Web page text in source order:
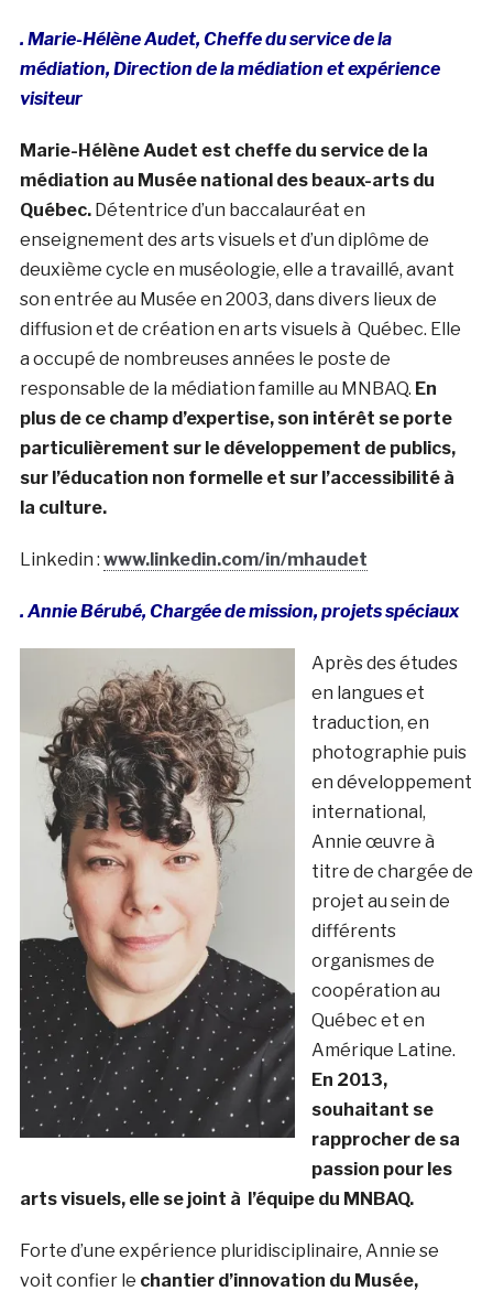
. Marie-Hélène Audet, Cheffe du service de la
médiation, Direction de la médiation et expérience
visiteur
Marie-Hélène Audet est cheffe du service de la
médiation au Musée national des beaux-arts du
Québec.Détentrice d’un baccalauréat en
enseignement des arts visuels et d’un diplôme de
deuxième cycle en muséologie, elle a travaillé, avant
son entrée au Musée en 2003, dans divers lieux de
diffusion et de création en arts visuels à Québec. Elle
a occupé de nombreuses années le poste de
responsable de la médiation famille au MNBAQ. En
plus de ce champ d’expertise, son intérêt se porte
particulièrement sur le développement de publics,
sur l’éducation non formelle et sur l’accessibilité à
la culture.
Linkedin : www.linkedin.com/in/mhaudet
. Annie Bérubé, Chargée de mission, projets spéciaux
Après des études
en langues et
traduction, en
photographie puis
en développement
international,
Annie œuvre à
titre de chargée de
projet au sein de
différents
organismes de
coopération au
Québec et en
Amérique Latine.
En 2013,
souhaitant se
rapprocher de sa
passion pour les
arts visuels, elle se joint à l’équipe du MNBAQ.
Forte d’une expérience pluridisciplinaire, Annie se
voit confier le chantier d’innovation du Musée,